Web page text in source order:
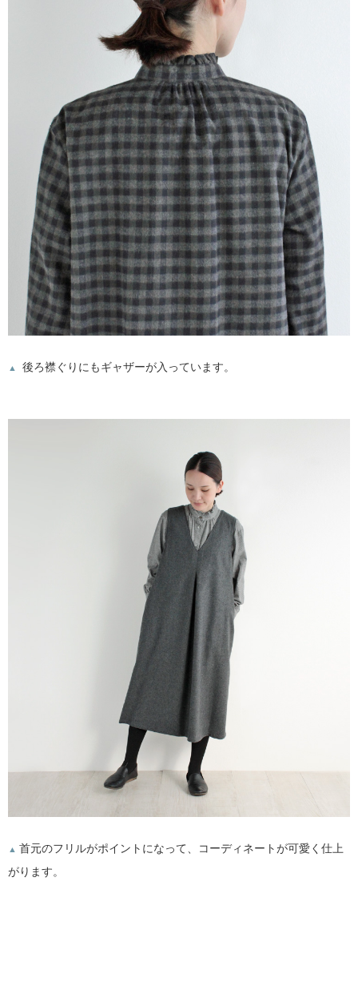
▲ 後ろ襟ぐりにもギャザーが入っています。
▲ 首元のフリルがポイントになって、コーディネートが可愛く仕上
がります。